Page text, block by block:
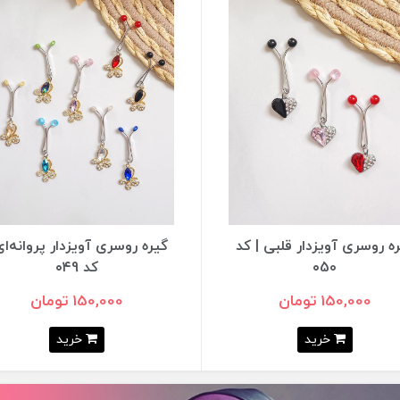
روسری آویزدار پروانه‌ای |
کد ۰۴9
150,000 تومان
خرید
گیره روسری آویزدار گل
| کد ۰۴8
140,000 تومان
خرید